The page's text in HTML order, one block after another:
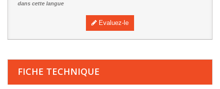
dans cette langue
Evaluez-le
FICHE TECHNIQUE